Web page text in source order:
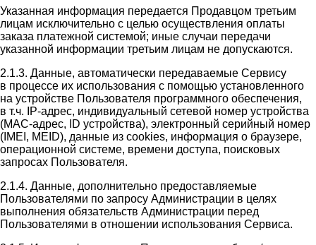
Указанная информация передается Продавцом третьим
лицам исключительно с целью осуществления оплаты
заказа платежной системой; иные случаи передачи
указанной информации третьим лицам не допускаются.
2.1.3. Данные, автоматически передаваемые Сервису
в процессе их использования с помощью установленного
на устройстве Пользователя программного обеспечения,
в т.ч. IP-адрес, индивидуальный сетевой номер устройства
(MAC-адрес, ID устройства), электронный серийный номер
(IMEI, MEID), данные из cookies, информация о браузере,
операционной системе, времени доступа, поисковых
запросах Пользователя.
2.1.4. Данные, дополнительно предоставляемые
Пользователями по запросу Администрации в целях
выполнения обязательств Администрации перед
Пользователями в отношении использования Сервиса.